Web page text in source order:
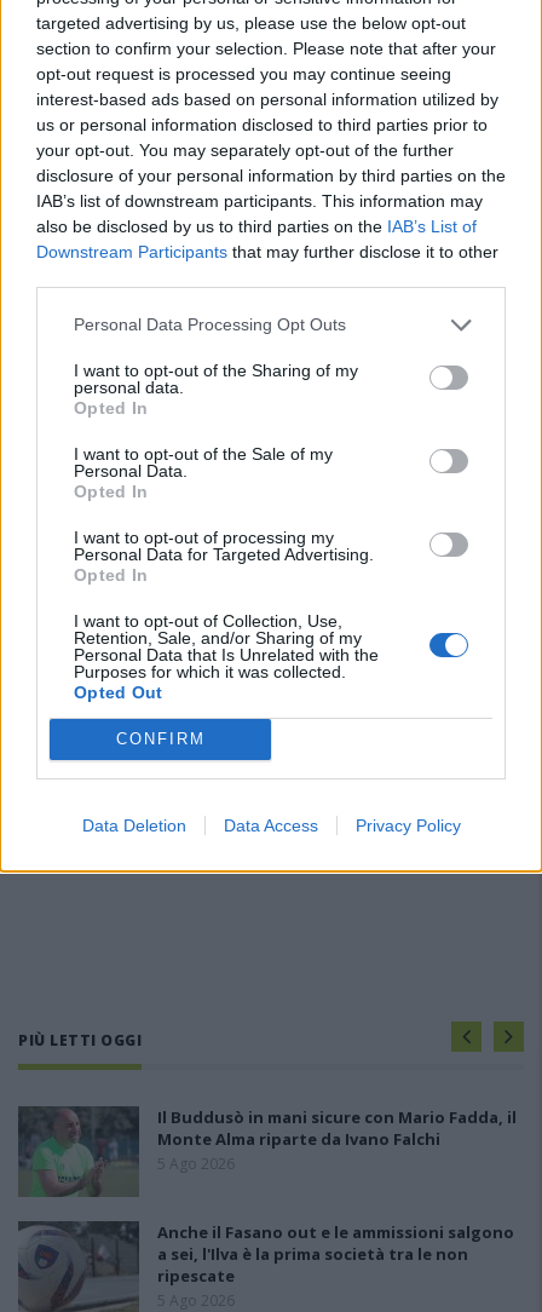
targeted advertising by us, please use the below opt-out
section to confirm your selection. Please note that after your
opt-out request is processed you may continue seeing
interest-based ads based on personal information utilized by
us or personal information disclosed to third parties prior to
your opt-out. You may separately opt-out of the further
disclosure of your personal information by third parties on the
IAB’s list of downstream participants. This information may
also be disclosed by us to third parties on the IAB’s List of
Downstream Participants that may further disclose it to other
Personal Data Processing Opt Outs
I want to opt-out of the Sharing of my
personal data.
Opted In
I want to opt-out of the Sale of my
Personal Data.
Opted In
I want to opt-out of processing my
Personal Data for Targeted Advertising.
Opted In
I want to opt-out of Collection, Use,
Retention, Sale, and/or Sharing of my
Personal Data that Is Unrelated with the
Purposes for which it was collected.
Opted Out
CONFIRM
Data Deletion Data Access Privacy Policy
Playoff: blitz esterni per Antiochense e
Fonni, la finalissima è loro
25 Mag 2026
PIÙ LETTI OGGI
Il Buddusò in mani sicure con Mario Fadda, il
Monte Alma riparte da Ivano Falchi
5 Ago 2026
Anche il Fasano out e le ammissioni salgono
a sei, l'Ilva è la prima società tra le non
ripescate
5 Ago 2026